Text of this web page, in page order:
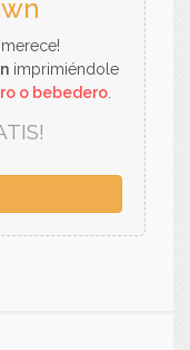
imprimiéndole
o bebedero.